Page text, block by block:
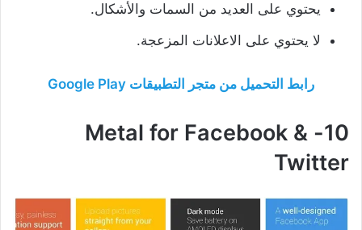
يحتوي على العديد من السمات والأشكال.
لا يحتوي على الاعلانات المزعجة.
رابط التحميل من متجر التطبيقات Google Play
10- Metal for Facebook &
Twitter‏